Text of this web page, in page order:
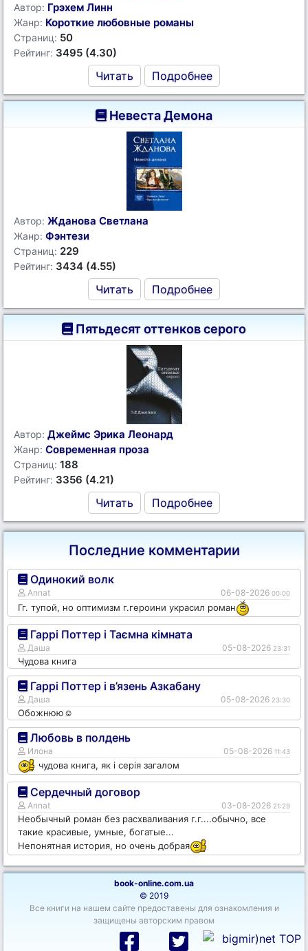
Автор: Грэхем Линн
Жанр: Короткие любовные романы
Страниц: 50
Рейтинг: 3495 (4.30)
Читать Подробнее
Невеста Демона
Автор: Жданова Светлана
Жанр: Фэнтези
Страниц: 229
Рейтинг: 3434 (4.55)
Читать Подробнее
Пятьдесят оттенков серого
Автор: Джеймс Эрика Леонард
Жанр: Современная проза
Страниц: 188
Рейтинг: 3356 (4.21)
Читать Подробнее
Последние комментарии
Одинокий волк
Annat 06-08-2026 00:00
Гг. тупой, но оптимизм г.героини украсил роман
Гаррі Поттер і Таємна кімната
Даша 05-08-2026 23:31
Чудова книга
Гаррі Поттер і в’язень Азкабану
Даша 05-08-2026 23:30
Обожнюю☺️
Любовь в полдень
Илона 05-08-2026 11:43
чудова книга, як і серія загалом
Сердечный договор
Annat 03-08-2026 21:29
Необычный роман без расхваливания г.г....обычно, все
такие красивые, умные, богатые...
Непонятная история, но очень добрая
book-online.com.ua
© 2019
Все книги на нашем сайте предоставены для ознакомления и
защищены авторским правом